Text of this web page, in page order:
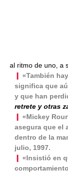
al ritmo de uno, a
«También
significa que
y que han
retrete y otras
«Mickey
asegura que el
dentro de la
julio, 1997.
«Insistió en